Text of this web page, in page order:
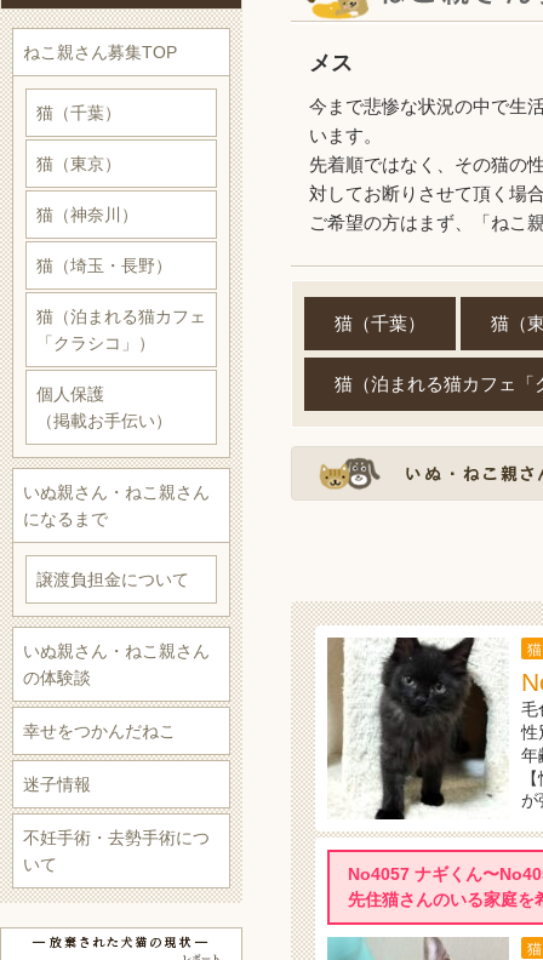
メス
今まで悲惨な状況の中で生
います。
先着順ではなく、その猫の
対してお断りさせて頂く場
ご希望の方はまず、「ねこ
猫（千葉） 猫（
猫（泊まれる猫カフェ「
毛
性
年
が
No4057 ナギくん〜
先住猫さんのいる家庭を
ねこ親さん募集TOP
猫（千葉）
猫（東京）
猫（神奈川）
猫（埼玉・長野）
猫（泊まれる猫カフェ
「クラシコ」）
個人保護
（掲載お手伝い）
いぬ親さん・ねこ親さん
になるまで
譲渡負担金について
いぬ親さん・ねこ親さん
の体験談
幸せをつかんだねこ
迷子情報
不妊手術・去勢手術につ
いて